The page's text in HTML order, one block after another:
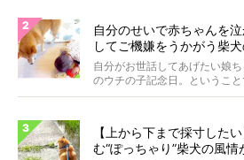
自分のせいで赤ちゃんを
してご機嫌をうかがう柴
画】
自分がお世話してあげたい娘
のウチの子記念日。というこ
うを...
【上から下まで採寸した
む“ぽっちゃり”柴犬の風情